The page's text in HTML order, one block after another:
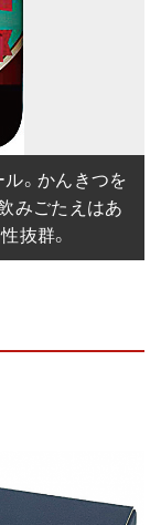
。かんきつを
みごたえはあ
抜群。